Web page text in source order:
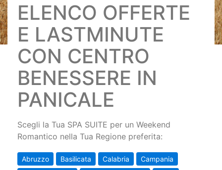
ELENCO OFFERTE
E LASTMINUTE
CON CENTRO
BENESSERE IN
PANICALE
Scegli la Tua SPA SUITE per un Weekend
Romantico nella Tua Regione preferita:
Abruzzo Basilicata Calabria
Campania